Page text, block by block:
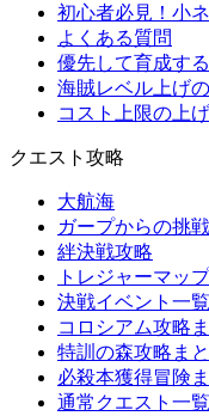
初心者必見！小
よくある質問
優先して育成す
海賊レベル上げ
コスト上限の上
クエスト攻略
大航海
ガープからの挑戦
絆決戦攻略
トレジャーマッ
決戦イベント一覧
コロシアム攻略
特訓の森攻略ま
必殺本獲得冒険
通常クエスト一覧